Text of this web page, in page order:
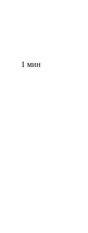
1 мин